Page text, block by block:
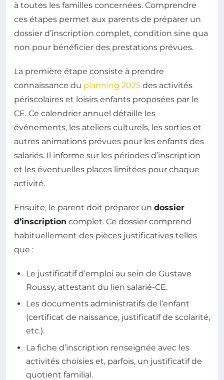
à toutes les familles concernées. Comprendre
ces étapes permet aux parents de préparer un
dossier d’inscription complet, condition sine qua
non pour bénéficier des prestations prévues.
La première étape consiste à prendre
connaissance du planning 2025 des activités
périscolaires et loisirs enfants proposées par le
CE. Ce calendrier annuel détaille les
événements, les ateliers culturels, les sorties et
autres animations prévues pour les enfants des
salariés. Il informe sur les périodes d’inscription
et les éventuelles places limitées pour chaque
activité.
Ensuite, le parent doit préparer un dossier
d’inscription complet. Ce dossier comprend
habituellement des pièces justificatives telles
que :
Le justificatif d’emploi au sein de Gustave
Roussy, attestant du lien salarié-CE.
Les documents administratifs de l’enfant
(certificat de naissance, justificatif de scolarité,
etc.).
La fiche d’inscription renseignée avec les
activités choisies et, parfois, un justificatif de
quotient familial.